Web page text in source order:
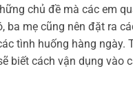
chủ đề mà các em
mẹ cũng nên đặt ra
tình huống hàng ngày.
biết cách vận dụng vào